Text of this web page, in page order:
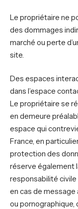
Le propriétaire ne
des dommages
marché ou perte
site.
Des espaces
dans l’espace
Le propriétaire se
en demeure
espace qui
France, en
protection des
réserve également
responsabilité
en cas de message
ou